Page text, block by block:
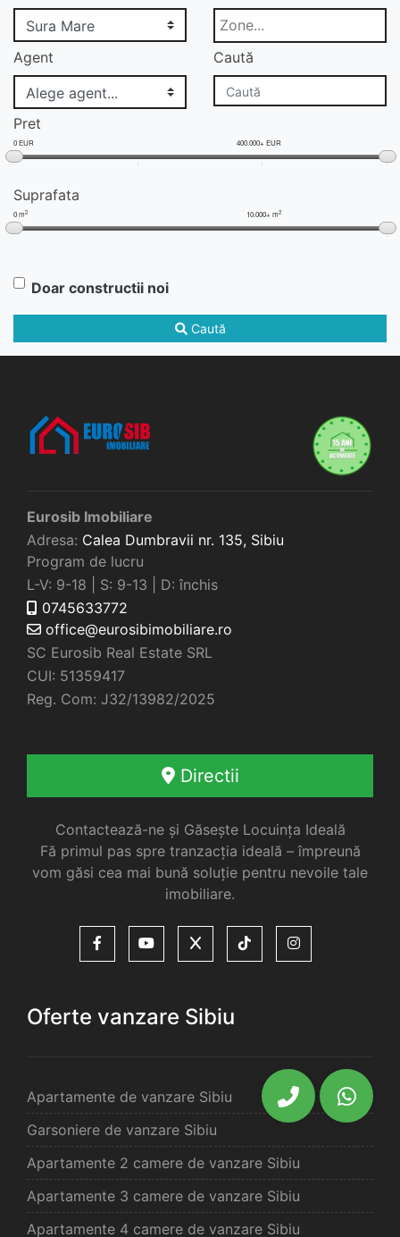
Agent Caută
Pret
0 EUR 400.000+ EUR
Suprafata
0 m2 10.000+ m2
Doar constructii noi
Caută
Eurosib Imobiliare
Adresa: Calea Dumbravii nr. 135, Sibiu
Program de lucru
L-V: 9-18 | S: 9-13 | D: închis
0745633772
office@eurosibimobiliare.ro
SC Eurosib Real Estate SRL
CUI: 51359417
Reg. Com: J32/13982/2025
Directii
Contactează-ne și Găsește Locuința Ideală
Fă primul pas spre tranzacția ideală – împreună
vom găsi cea mai bună soluție pentru nevoile tale
imobiliare.
Oferte vanzare Sibiu
Apartamente de vanzare Sibiu
Garsoniere de vanzare Sibiu
Apartamente 2 camere de vanzare Sibiu
Apartamente 3 camere de vanzare Sibiu
Apartamente 4 camere de vanzare Sibiu